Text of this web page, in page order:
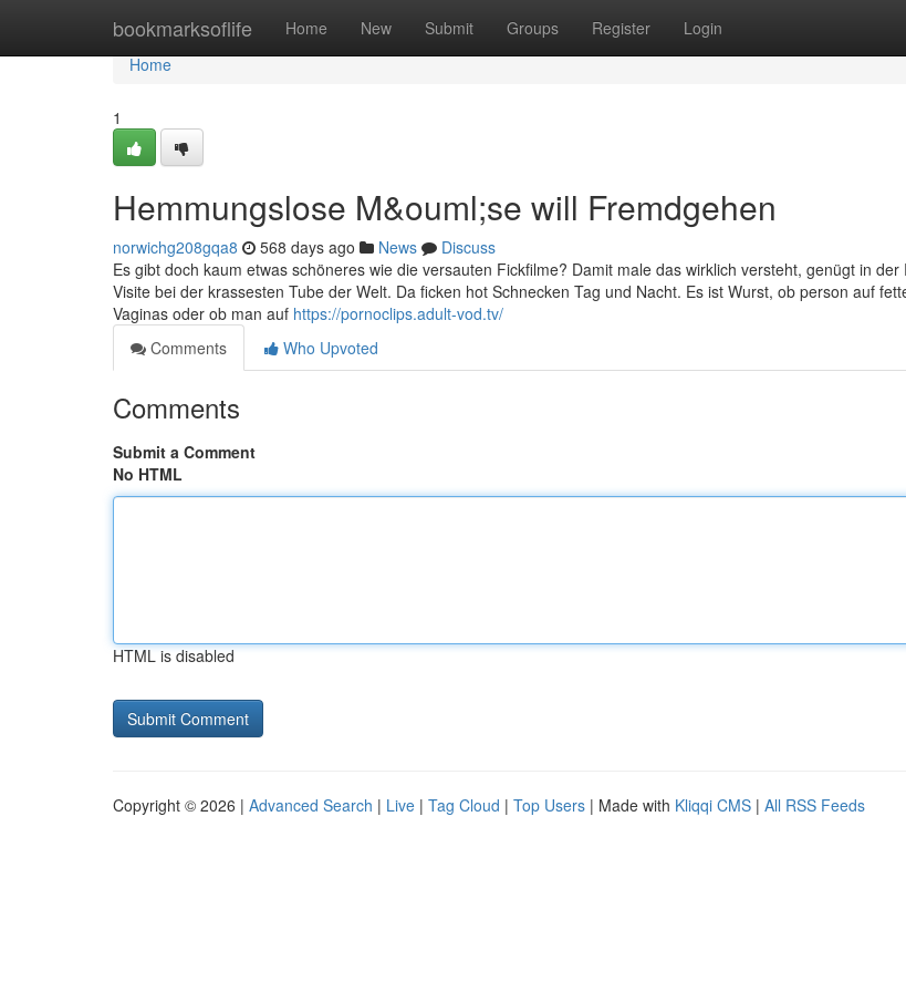
bookmarksoflife Home New Submit Groups Register Login
Home
Home
1
Hemmungslose M&ouml;se will Fremdgehen
norwichg208gqa8 568 days ago News
Discuss
Es gibt doch kaum etwas schöneres wie die versauten Fickfilme? Damit male das wirklich versteht, genügt in der
Visite bei der krassesten Tube der Welt. Da ficken hot Schnecken Tag und Nacht. Es ist Wurst, ob person auf
Vaginas oder ob man auf https://pornoclips.adult-vod.tv/
Comments
Who Upvoted
Comments
Submit a Comment
No HTML
HTML is disabled
Copyright © 2026 | Advanced Search | Live | Tag Cloud | Top Users | Made with Kliqqi CMS | All RSS Feeds